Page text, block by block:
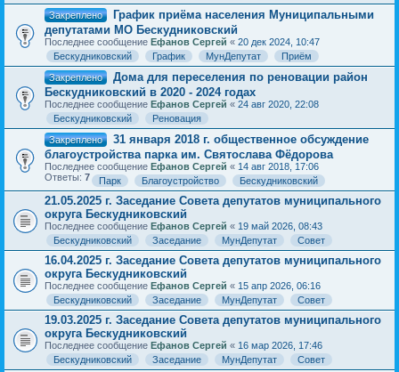
Закреплено
График приёма населения Муниципальными
депутатами МО Бескудниковский
Последнее сообщение Ефанов Сергей « 20 дек 2024, 10:47
Бескудниковский
График МунДепутат
Приём
Закреплено
Дома для переселения по реновации район
Бескудниковский в 2020 - 2024 годах
Последнее сообщение Ефанов Сергей « 24 авг 2020, 22:08
Бескудниковский
Реновация
Закреплено
31 января 2018 г. общественное обсуждение
благоустройства парка им. Святослава Фёдорова
Последнее сообщение Ефанов Сергей « 14 авг 2018, 17:06
Ответы: 7 Парк Благоустройство Бескудниковский
21.05.2025 г. Заседание Совета депутатов муниципального
округа Бескудниковский
Последнее сообщение Ефанов Сергей « 19 май 2026, 08:43
Бескудниковский
Заседание МунДепутат Совет
16.04.2025 г. Заседание Совета депутатов муниципального
округа Бескудниковский
Последнее сообщение Ефанов Сергей « 15 апр 2026, 06:16
Бескудниковский
Заседание МунДепутат Совет
19.03.2025 г. Заседание Совета депутатов муниципального
округа Бескудниковский
Последнее сообщение Ефанов Сергей « 16 мар 2026, 17:46
Бескудниковский
Заседание МунДепутат Совет